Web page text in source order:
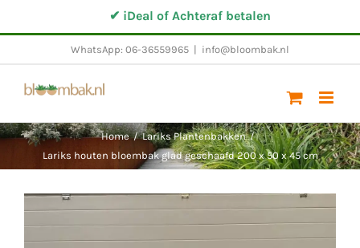
naar
✔ iDeal of Achteraf betalen
WhatsApp: 06-36559965 info@bloombak.nl
Home / Lariks Plantenbakken /
Lariks houten bloembak glad geschaafd 200 x 50 x 45 cm